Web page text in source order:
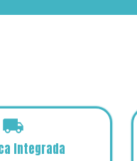
Integrada